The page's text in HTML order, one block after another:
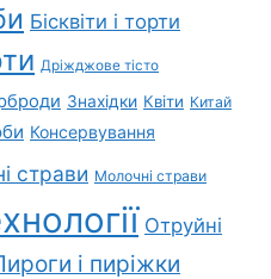
Бісквіти і торти
Дріжджове тісто
Знахідки Квіти Китай
Консервування
страви Молочні страви
Отруйні
і пиріжки